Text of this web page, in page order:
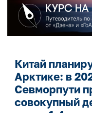
Китай
Арктике: в
Севморпути
совокупный